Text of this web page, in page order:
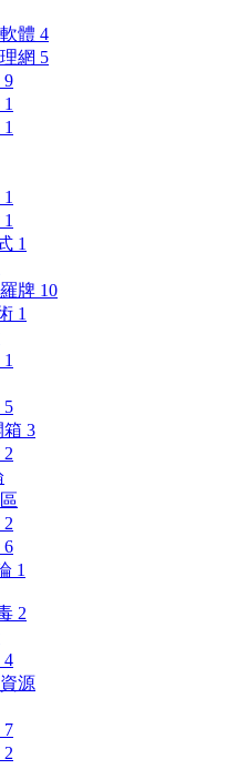
體 4
網 5
9
1
1
1
1
1
牌 10
1
1
5
箱 3
2
2
6
1
2
4
源
7
2